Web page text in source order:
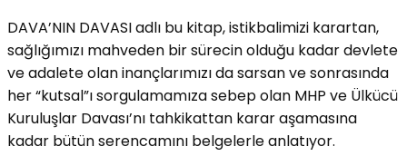
DAVA’NIN DAVASI adlı bu kitap, istikbalimizi karartan,
sağlığımızı mahveden bir sürecin olduğu kadar devlete
ve adalete olan inançlarımızı da sarsan ve sonrasında
her “kutsal”ı sorgulamamıza sebep olan MHP ve Ülkücü
Kuruluşlar Davası’nı tahkikattan karar aşamasına
kadar bütün serencamını belgelerle anlatıyor.